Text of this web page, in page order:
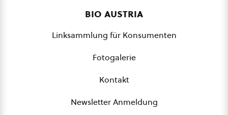
bio austria
Linksammlung für Konsumenten
Fotogalerie
Kontakt
Newsletter Anmeldung